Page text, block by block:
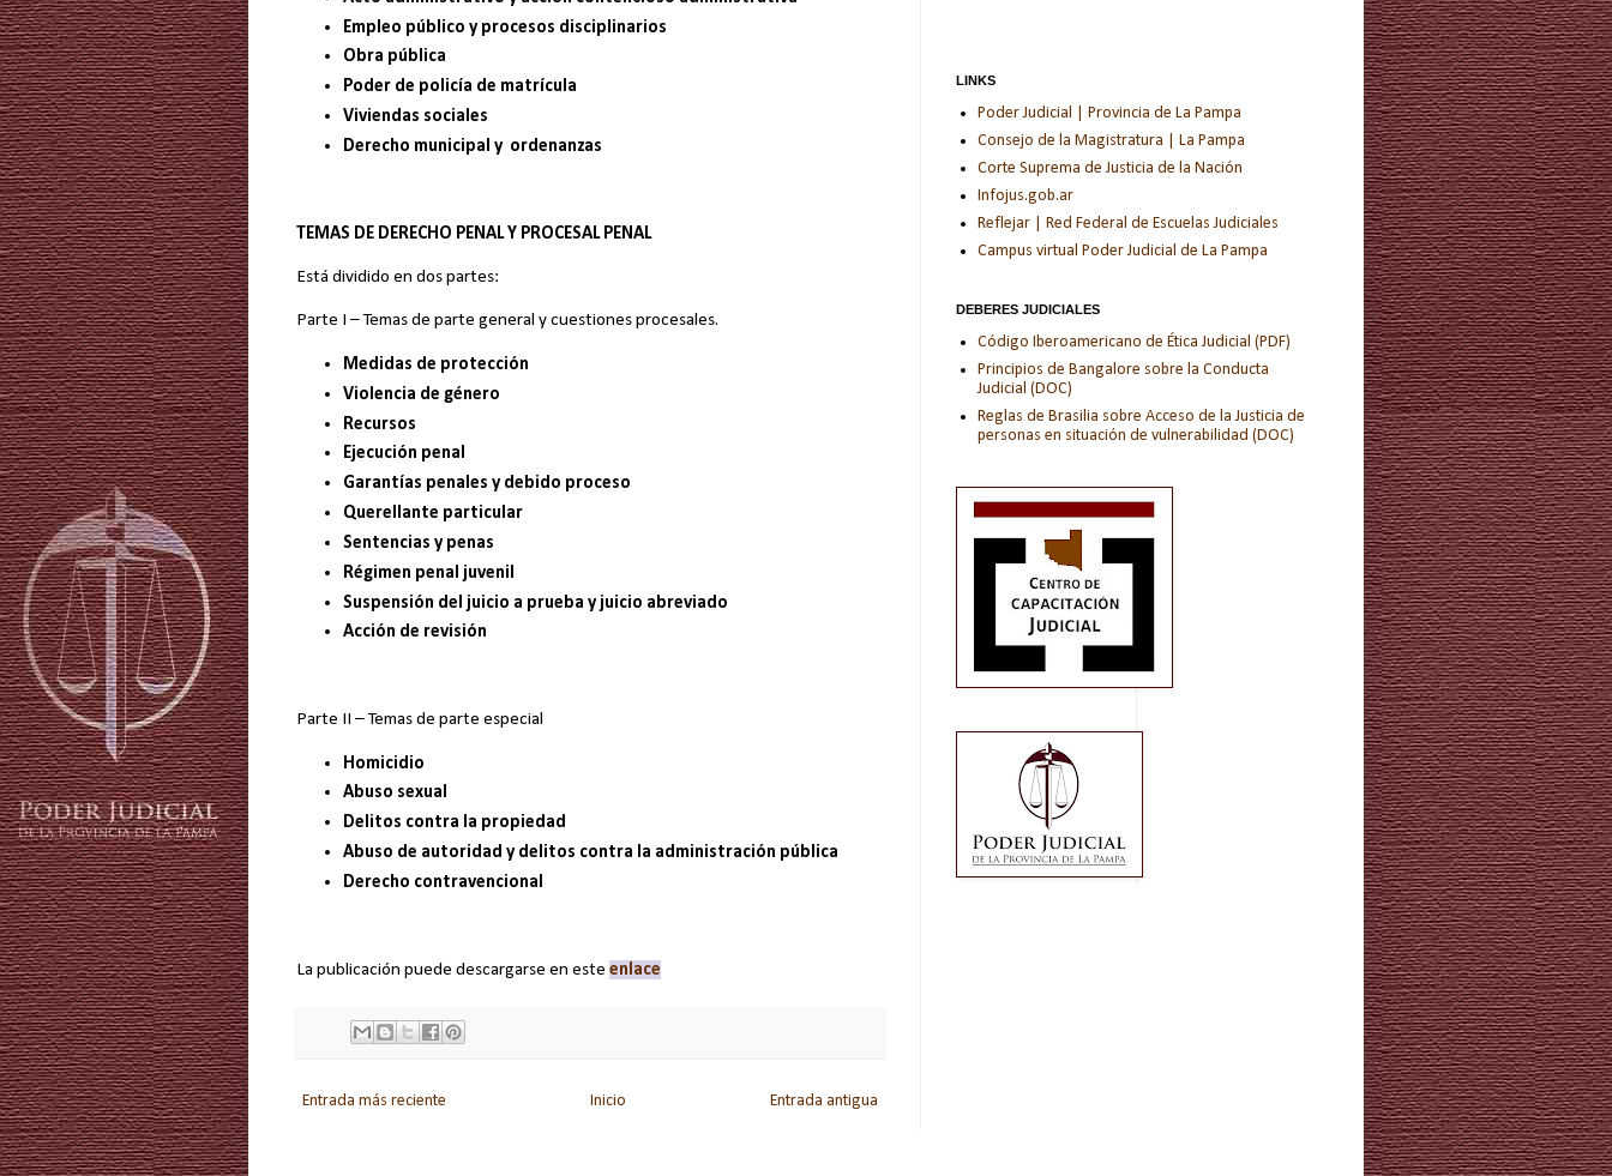
Empleo público y procesos disciplinarios
Obra pública
Poder de policía de matrícula
Viviendas sociales
Derecho municipal y ordenanzas
TEMAS DE DERECHO PENAL Y PROCESAL PENAL
Está dividido en dos partes:
Parte I – Temas de parte general y cuestiones procesales.
Medidas de protección
Violencia de género
Recursos
Ejecución penal
Garantías penales y debido proceso
Querellante particular
Sentencias y penas
Régimen penal juvenil
Suspensión del juicio a prueba y juicio abreviado
Acción de revisión
Parte II – Temas de parte especial
Homicidio
Abuso sexual
Delitos contra la propiedad
Abuso de autoridad y delitos contra la administración pública
Derecho contravencional
La publicación puede descargarse en este enlace
Entrada más reciente Entrada antigua
Inicio
LINKS
Poder Judicial | Provincia de La Pampa
Consejo de la Magistratura | La Pampa
Corte Suprema de Justicia de la Nación
Infojus.gob.ar
Reflejar | Red Federal de Escuelas Judiciales
Campus virtual Poder Judicial de La Pampa
DEBERES JUDICIALES
Código Iberoamericano de Ética Judicial (PDF)
Principios de Bangalore sobre la Conducta
Judicial (DOC)
Reglas de Brasilia sobre Acceso de la Justicia de
personas en situación de vulnerabilidad (DOC)